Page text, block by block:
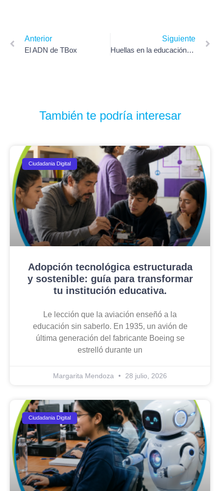
Anterior
El ADN de TBox
Siguiente
Huellas en la educación y tecnología – Colegio Internacional de San Salvador, El Salvador
También te podría interesar
Ciudadania Digital
Adopción tecnológica estructurada
y sostenible: guía para transformar
tu institución educativa.
Le lección que la aviación enseñó a la
educación sin saberlo. En 1935, un avión de
última generación del fabricante Boeing se
estrelló durante un
Margarita Mendoza 28 julio, 2026
Ciudadania Digital